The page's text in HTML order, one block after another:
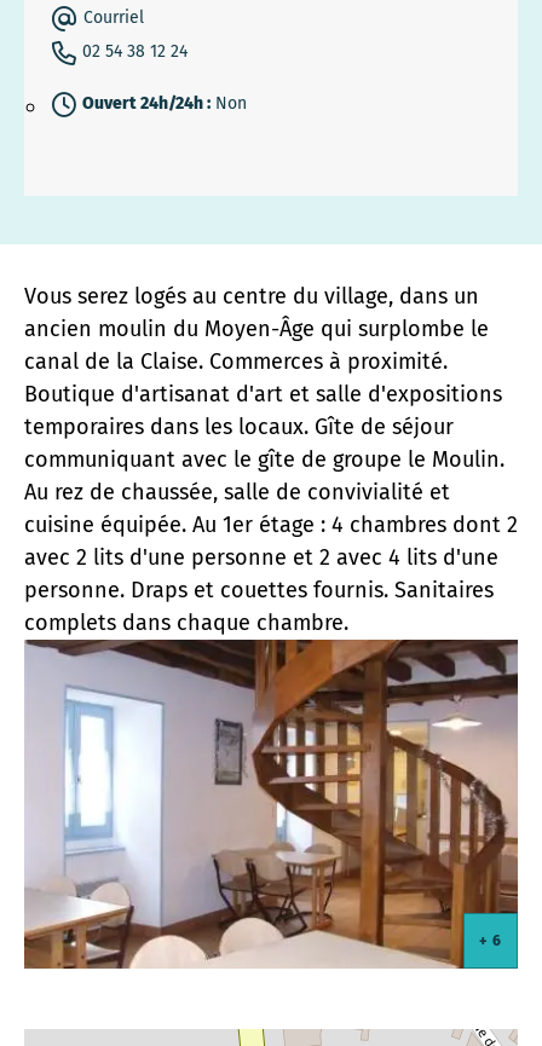
Courriel
02 54 38 12 24
Ouvert 24h/24h :Non
Vous serez logés au centre du village, dans un
ancien moulin du Moyen-Âge qui surplombe le
canal de la Claise. Commerces à proximité.
Boutique d'artisanat d'art et salle d'expositions
temporaires dans les locaux. Gîte de séjour
communiquant avec le gîte de groupe le Moulin.
Au rez de chaussée, salle de convivialité et
cuisine équipée. Au 1er étage : 4 chambres dont 2
avec 2 lits d'une personne et 2 avec 4 lits d'une
personne. Draps et couettes fournis. Sanitaires
complets dans chaque chambre.
+ 6
+ 6